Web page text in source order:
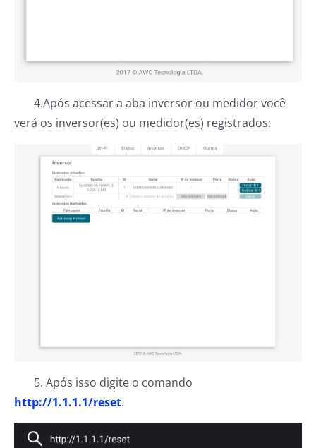
4.Após acessar a aba inversor ou medidor você
verá os inversor(es) ou medidor(es) registrados:
5. Após isso digite o comando
http://1.1.1.1/reset.